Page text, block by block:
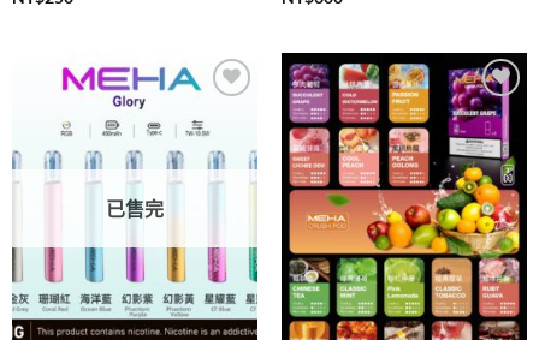
wishlist
已售完
Add to
wishlist